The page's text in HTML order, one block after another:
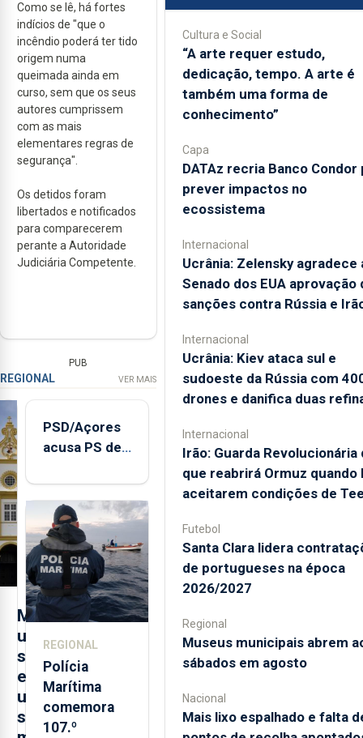
Como se lê, há fortes
indícios de "que o
incêndio poderá ter tido
origem numa
queimada ainda em
curso, sem que os seus
autores cumprissem
com as mais
elementares regras de
segurança".
Os detidos foram
libertados e notificados
para comparecerem
perante a Autoridade
Judiciária Competente.
PUB
REGIONAL VER MAIS
M
u
s
e
u
s
PSD/Açores
acusa PS de
contraditória"
sobre
evolução
turística
REGIONAL
Polícia
Marítima
comemora
107.º
Cultura e Social
“A arte requer estudo,
dedicação, tempo. A arte é
também uma forma de
conhecimento”
Capa
DATAz recria Banco Condor
prever impactos no
ecossistema
Internacional
Ucrânia: Zelensky agradece
Senado dos EUA aprovação
sanções contra Rússia e
Internacional
Ucrânia: Kiev ataca sul e
sudoeste da Rússia com
drones e danifica duas
Internacional
Irão: Guarda Revolucionária
que reabrirá Ormuz quando
aceitarem condições de
Futebol
Santa Clara lidera
de portugueses na época
2026/2027
Regional
Museus municipais abrem
sábados em agosto
Nacional
Mais lixo espalhado e falta